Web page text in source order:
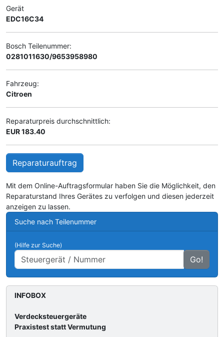
Gerät
EDC16C34
Bosch Teilenummer:
0281011630/9653958980
Fahrzeug:
Citroen
Reparaturpreis durchschnittlich:
EUR 183.40
Reparaturauftrag
Mit dem Online-Auftragsformular haben Sie die Möglichkeit, den
Reparaturstand Ihres Gerätes zu verfolgen und diesen jederzeit
anzeigen zu lassen.
Suche nach Teilenummer
(Hilfe zur Suche)
Go!
INFOBOX
Verdecksteuergeräte
Praxistest statt Vermutung